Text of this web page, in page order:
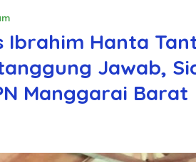
Ibrahim Hanta
Jawab,
Manggarai Barat